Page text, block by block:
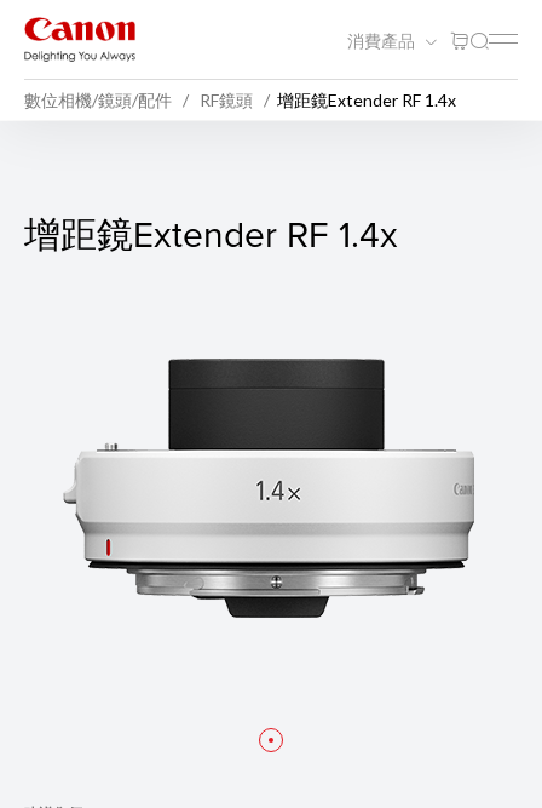
消費產品
數位相機/鏡頭/配件 RF鏡頭 增距鏡Extender RF 1.4x
增距鏡Extender RF 1.4x
增距鏡Extender RF 1.4x